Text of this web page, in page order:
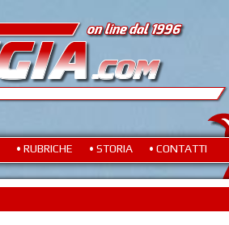
• RUBRICHE • STORIA • CONTATTI